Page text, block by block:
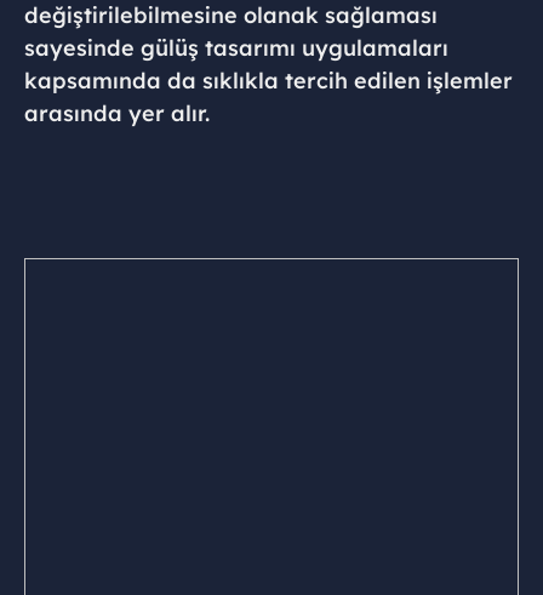
değiştirilebilmesine olanak sağlaması
sayesinde gülüş tasarımı uygulamaları
kapsamında da sıklıkla tercih edilen işlemler
arasında yer alır.